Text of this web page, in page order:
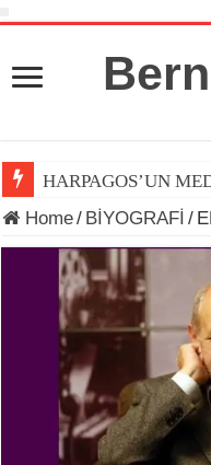
HARPAGOS’UN
Home/ BİYOGRAFİ /